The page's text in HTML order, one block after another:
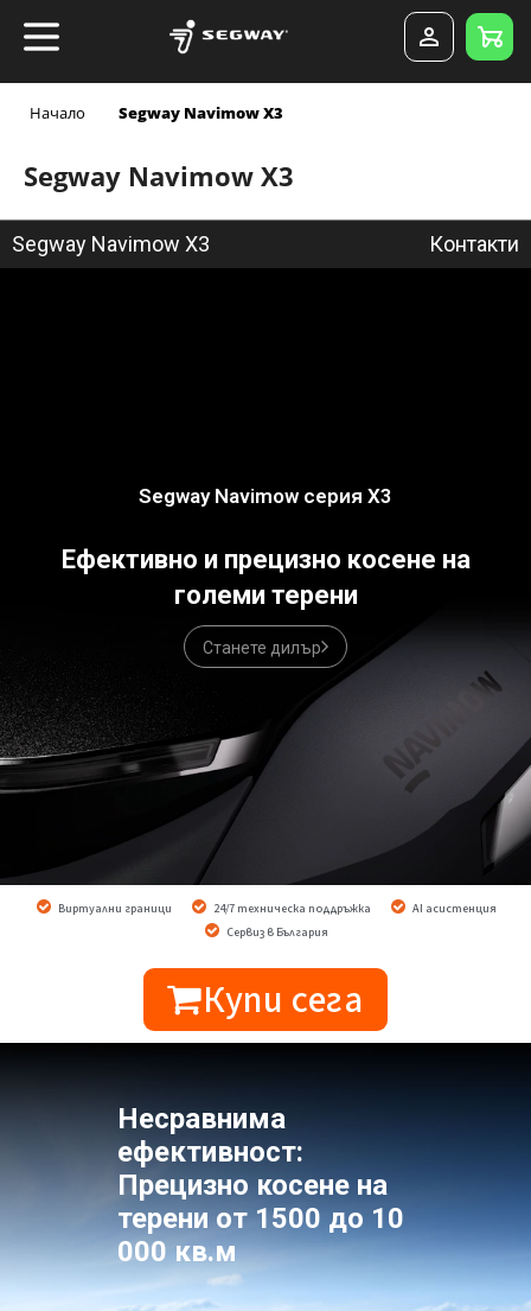
Начало Segway Navimow X3
Segway Navimow X3
Segway Navimow X3 Контакти
Segway Navimow серия X3
Ефективно и прецизно косене на
големи терени
Станете дилър
Виртуални граници 24/7 техническа поддръжка
AI асистенция
Сервиз в България
Купи сега
Несравнима
ефективност:
Прецизно косене на
терени от 1500 до 10
000 кв.м